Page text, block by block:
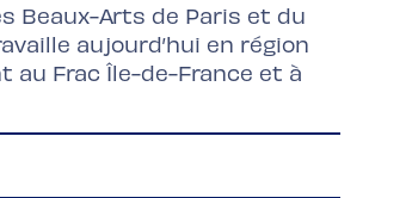
Beaux-Arts de Paris et du
aujourd’hui en région
au Frac Île-de-France et à